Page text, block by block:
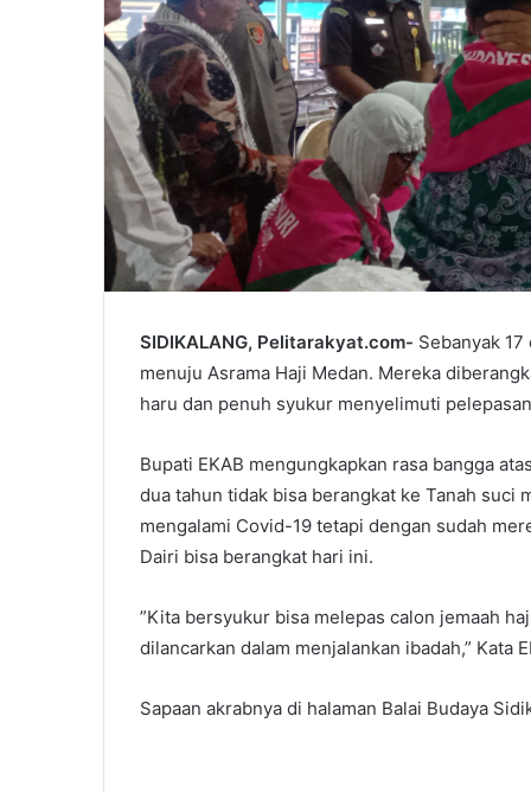
SIDIKALANG, Pelitarakyat.com- Sebanyak
menuju Asrama Haji Medan. Mereka
haru dan penuh syukur menyelimuti
Bupati EKAB mengungkapkan rasa bangga
dua tahun tidak bisa berangkat ke Tanah suci
mengalami Covid-19 tetapi dengan sudah
Dairi bisa berangkat hari ini.
”Kita bersyukur bisa melepas calon jemaah
dilancarkan dalam menjalankan ibadah,” Kata
Sapaan akrabnya di halaman Balai Budaya